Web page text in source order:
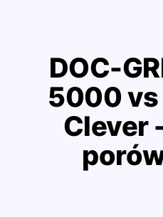
DOC-
5000 vs
Clever